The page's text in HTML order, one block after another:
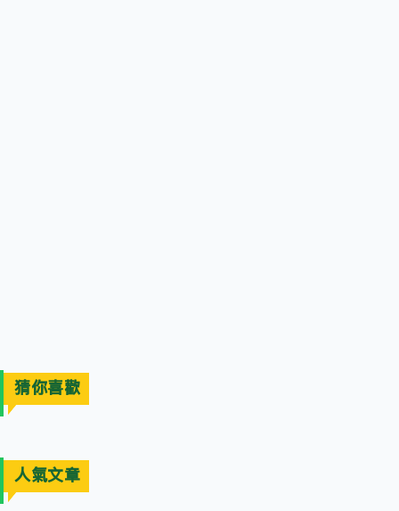
猜你喜歡
人氣文章